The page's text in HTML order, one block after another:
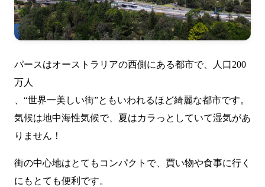
パースはオーストラリアの西側にある都市で、人口200
万人
、“世界一美しい街”ともいわれるほど綺麗な都市です。
気候は地中海性気候で、夏はカラっとしていて湿気があ
りません！
街の中心地はとてもコンパクトで、買い物や食事に行く
にもとても便利です。